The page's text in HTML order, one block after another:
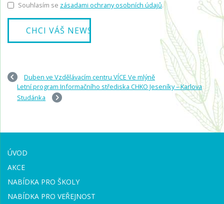
Souhlasím se zásadami ochrany osobních údajů.
Duben ve Vzdělávacím centru VÍCE Ve mlýně
Letní program Informačního střediska CHKO Jeseníky – Karlova
Studánka
ÚVOD
AKCE
NABÍDKA PRO ŠKOLY
NABÍDKA PRO VEŘEJNOST